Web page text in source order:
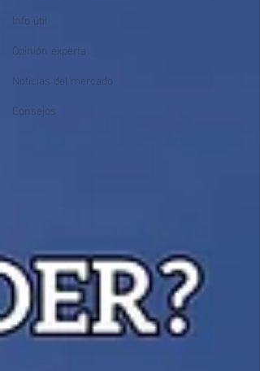
Info útil
Opinión experta
Noticias del mercado
Consejos